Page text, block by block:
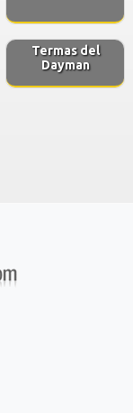
Termas del
Dayman